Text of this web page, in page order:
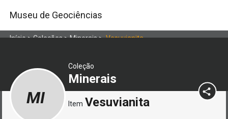
Museu de Geociências
Início>Coleções>Minerais>Vesuvianita
Coleção
Minerais
MI Item Vesuvianita